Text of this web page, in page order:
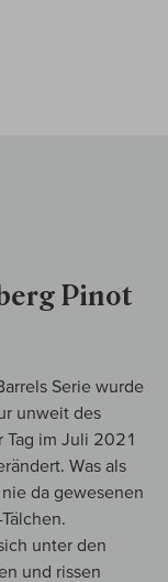
Pinot
Serie wurde
unweit des
Tag im Juli 2021
Was als
da gewesenen
unter den
und rissen